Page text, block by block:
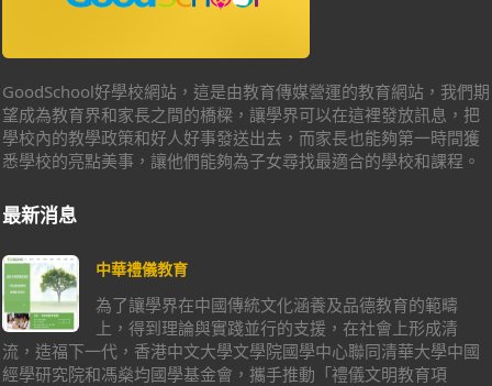
GoodSchool好學校網站，這是由教育傳媒營運的教育網站，我們期
望成為教育界和家長之間的橋樑，讓學界可以在這裡發放訊息，把
學校內的教學政策和好人好事發送出去，而家長也能夠第一時間獲
悉學校的亮點美事，讓他們能夠為子女尋找最適合的學校和課程。
最新消息
中華禮儀教育
為了讓學界在中國傳統文化涵養及品德教育的範疇
上，得到理論與實踐並行的支援，在社會上形成清
流，造福下一代，香港中文大學文學院國學中心聯同清華大學中國
經學研究院和馮燊均國學基金會，攜手推動「禮儀文明教育項